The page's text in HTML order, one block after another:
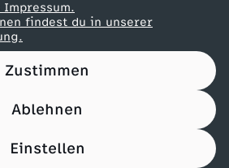
findest du in unserer
Zustimmen
Ablehnen
Einstellen